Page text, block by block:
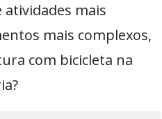
mais
mais complexos,
com bicicleta na